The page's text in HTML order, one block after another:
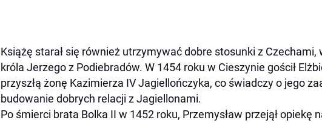
Książę starał się również utrzymywać dobre stosunki z
króla Jerzego z Podiebradów. W 1454 roku w Cieszynie gościł
przyszłą żonę Kazimierza IV Jagiellończyka, co świadczy o jego
budowanie dobrych relacji z Jagiellonami.
Po śmierci brata Bolka II w 1452 roku, Przemysław przejął opiekę